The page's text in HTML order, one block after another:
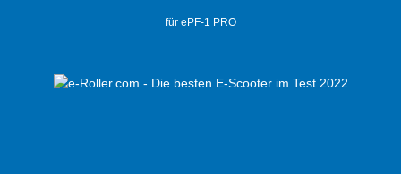
für ePF-1 PRO